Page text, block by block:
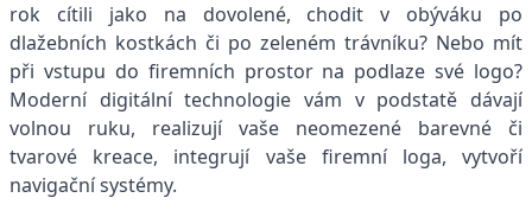
rok cítili jako na dovolené, chodit v obýváku po
dlažebních kostkách či po zeleném trávníku? Nebo mít
při vstupu do firemních prostor na podlaze své logo?
Moderní digitální technologie vám v podstatě dávají
volnou ruku, realizují vaše neomezené barevné či
tvarové kreace, integrují vaše firemní loga, vytvoří
navigační systémy.